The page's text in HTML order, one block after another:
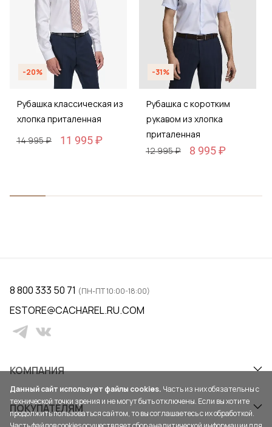
-20%
Рубашка классическая из
хлопка приталенная
14 995 ₽
11 995 ₽
-31%
Рубашка с коротким
рукавом из хлопка
приталенная
12 995 ₽
8 995 ₽
КОМПАНИЯ
ПОКУПАТЕЛЯМ
8 800 333 50 71 (ПН-ПТ 10:00-18:00)
ESTORE@CACHAREL.RU.COM
Данный сайт использует файлы cookies. Часть из них обязательны с
технической точки зрения и не могут быть отключены. Если вы хотите
продолжить пользоваться сайтом, то вы соглашаетесь с их обработкой.